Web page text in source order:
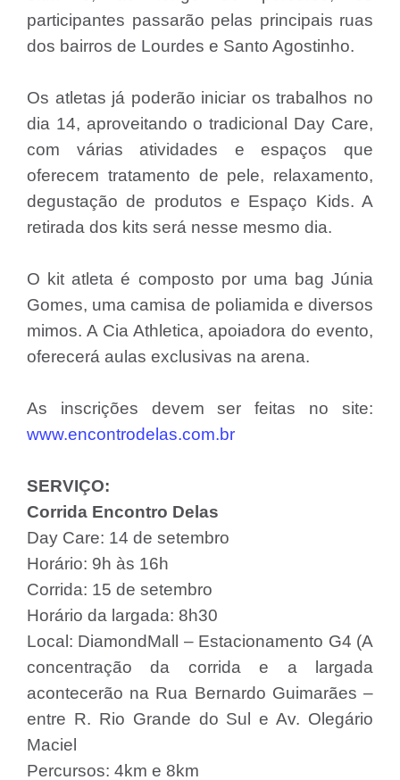
participantes passarão pelas principais ruas
dos bairros de Lourdes e Santo Agostinho.
Os atletas já poderão iniciar os trabalhos no
dia 14, aproveitando o tradicional Day Care,
com várias atividades e espaços que
oferecem tratamento de pele, relaxamento,
degustação de produtos e Espaço Kids. A
retirada dos kits será nesse mesmo dia.
O kit atleta é composto por uma bag Júnia
Gomes, uma camisa de poliamida e diversos
mimos. A Cia Athletica, apoiadora do evento,
oferecerá aulas exclusivas na arena.
As inscrições devem ser feitas no site:
www.encontrodelas.com.br
SERVIÇO:
Corrida Encontro Delas
Day Care: 14 de setembro
Horário: 9h às 16h
Corrida: 15 de setembro
Horário da largada: 8h30
Local: DiamondMall – Estacionamento G4 (A
concentração da corrida e a largada
acontecerão na Rua Bernardo Guimarães –
entre R. Rio Grande do Sul e Av. Olegário
Maciel
Percursos: 4km e 8km